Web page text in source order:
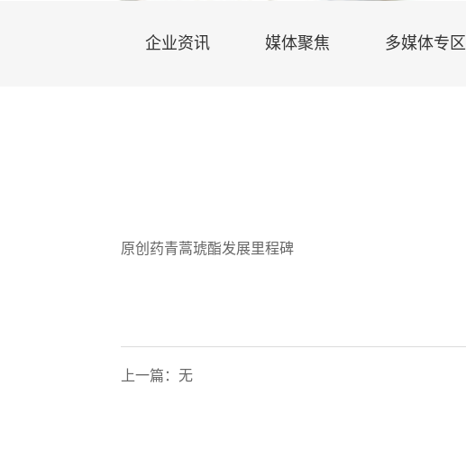
企业资讯 媒体聚焦 多媒体专区
原创药青蒿琥酯发展里程碑
上一篇：无